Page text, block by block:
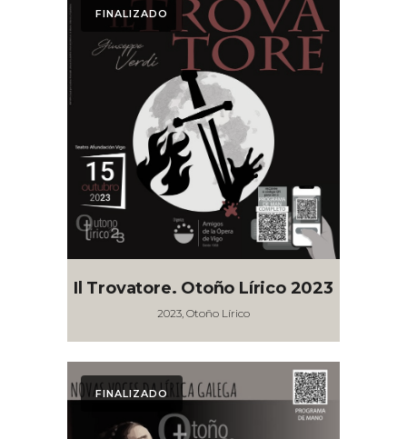
FINALIZADO
Il Trovatore. Otoño Lírico 2023
2023, Otoño Lírico
FINALIZADO